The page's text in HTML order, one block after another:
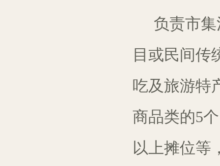
负责市集
目或民间传
吃及旅游特
商品类的5
以上摊位等